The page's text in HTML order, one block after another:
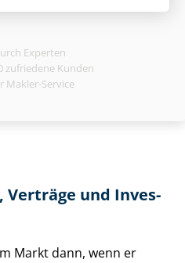
Experten
zufriedene Kunden
Makler-Service
Verträge und In­ves­
Markt dann, wenn er